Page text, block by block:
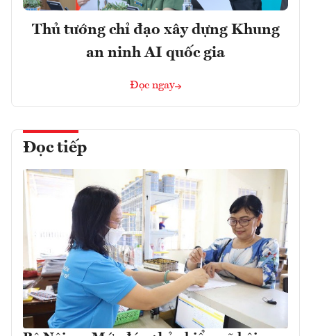
Thủ tướng chỉ đạo xây dựng Khung
an ninh AI quốc gia
Đọc ngay
Đọc tiếp